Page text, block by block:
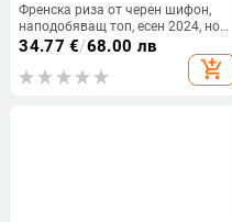
Френска риза от черен шифон,
наподобяващ топ, есен 2024, нов
стил, голям размер, тънка риза с
дълъг ръкав с флорален принт
34.77 €/68.00 лв
add_shopping_cart